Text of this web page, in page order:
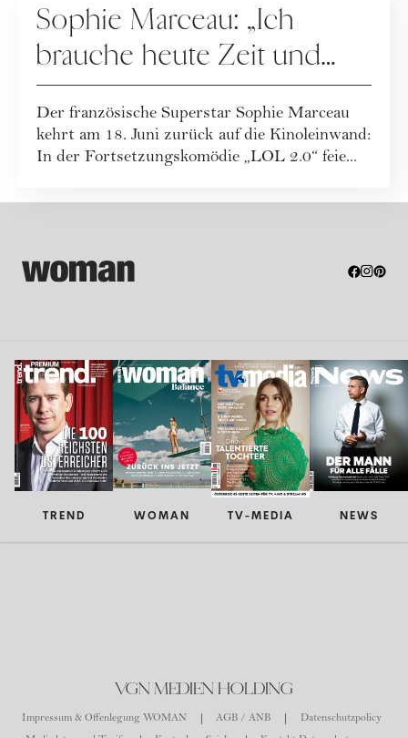
Sophie Marceau: „Ich
brauche heute Zeit und
Freiraum für mich“
Der französische Superstar Sophie Marceau
kehrt am 18. Juni zurück auf die Kinoleinwand:
In der Fortsetzungskomödie „LOL 2.0“ feie...
TREND WOMAN TV-MEDIA NEWS
VGN MEDIEN HOLDING
Impressum & Offenlegung WOMAN AGB / ANB
Datenschutzpolicy